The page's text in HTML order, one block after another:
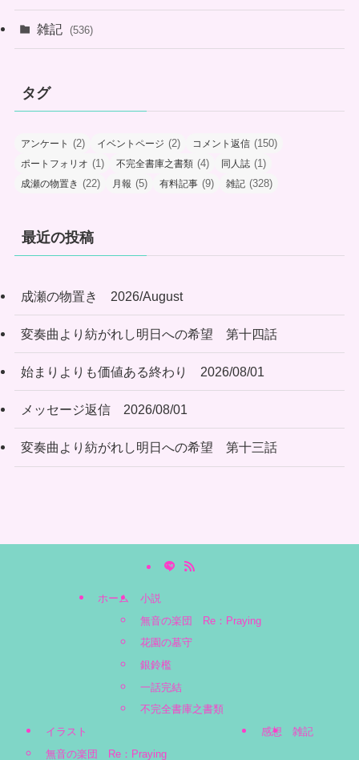
雑記 (536)
タグ
アンケート (2) イベントページ (2) コメント返信 (150)
ポートフォリオ (1) 不完全書庫之書類 (4) 同人誌 (1)
成瀬の物置き (22) 月報 (5) 有料記事 (9) 雑記 (328)
最近の投稿
成瀬の物置き 2026/August
変奏曲より紡がれし明日への希望 第十四話
始まりよりも価値ある終わり 2026/08/01
メッセージ返信 2026/08/01
変奏曲より紡がれし明日への希望 第十三話
ホーム
小説
無音の楽団 Re：Praying
花園の墓守
銀鈴檻
一話完結
不完全書庫之書類
イラスト
無音の楽団 Re：Praying
感想 雑記